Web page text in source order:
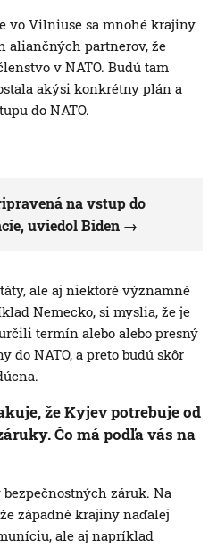
vo Vilniuse sa mnohé krajiny
aliančných partnerov, že
v NATO. Budú tam
akýsi konkrétny plán a
do NATO.
na vstup do
uviedol Biden
ale aj niektoré významné
Nemecko, si myslia, že je
termín alebo alebo presný
do NATO, a preto budú skôr
že Kyjev potrebuje od
Čo má podľa vás na
záruk. Na
západné krajiny naďalej
ale aj napríklad